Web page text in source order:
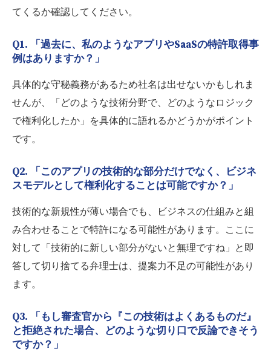
てくるか確認してください。
Q1. 「過去に、私のようなアプリやSaaSの特許取得事
例はありますか？」
具体的な守秘義務があるため社名は出せないかもしれま
せんが、「どのような技術分野で、どのようなロジック
で権利化したか」を具体的に語れるかどうかがポイント
です。
Q2. 「このアプリの技術的な部分だけでなく、ビジネ
スモデルとして権利化することは可能ですか？」
技術的な新規性が薄い場合でも、ビジネスの仕組みと組
み合わせることで特許になる可能性があります。ここに
対して「技術的に新しい部分がないと無理ですね」と即
答して切り捨てる弁理士は、提案力不足の可能性があり
ます。
Q3. 「もし審査官から『この技術はよくあるものだ』
と拒絶された場合、どのような切り口で反論できそう
ですか？」